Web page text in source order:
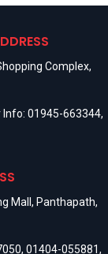
Complex,
Info: 01945-663344,
Mall, Panthapath,
, 01404-055881,